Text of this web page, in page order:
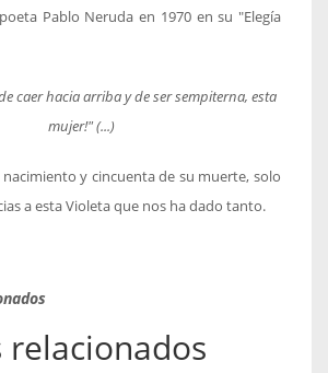
Pablo Neruda en 1970 en su "Elegía
caer hacia arribay de ser sempiterna, esta
mujer!" (...)
nacimiento y cincuenta de su muerte, solo
a esta Violeta que nos ha dado tanto.